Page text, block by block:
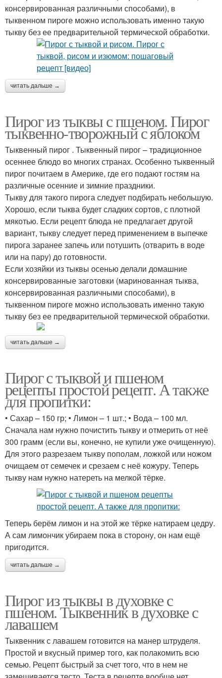
консервированная различными способами), в
тыквенном пироге можно использовать именно такую
тыкву без ее предварительной термической обработки.
читать дальше →
Пирог из тыквы с пшеном. Пирог
тыквенно-творожный с яблоком
Тыквенный пирог . Тыквенный пирог – традиционное
осеннее блюдо во многих странах. Особенно тыквенный
пирог почитаем в Америке, где его подают гостям на
различные осенние и зимние праздники.
Тыкву для такого пирога следует подбирать небольшую.
Хорошо, если тыква будет сладких сортов, с плотной
мякотью. Если рецепт блюда не предлагает другой
вариант, тыкву следует перед применением в выпечке
пирога заранее запечь или потушить (отварить в воде
или на пару) до готовности.
Если хозяйки из тыквы осенью делали домашние
консервированные заготовки (маринованная тыква,
консервированная различными способами), в
тыквенном пироге можно использовать именно такую
тыкву без ее предварительной термической обработки.
читать дальше →
Пирог с тыквой и пшеном
рецепты простой рецепт. А также
для пропитки:
• Сахар – 150 гр; • Лимон – 1 шт.; • Вода – 100 мл.
Сначала нам нужно почистить тыкву и отмерить от неё
300 грамм (если вы, конечно, не купили уже очищенную).
Для этого разрезаем тыкву пополам, ложкой или ножом
очищаем от семечек и срезаем с неё кожуру. Теперь
тыкву нам нужно натереть на мелкой тёрке.
Теперь берём лимон и на этой же тёрке натираем цедру.
А сам лимончик убираем пока в сторону, он нам ещё
пригодится.
читать дальше →
Пирог из тыквы в духовке с
пшеном. Тыквенник в духовке с
лавашем
Тыквенник с лавашем готовится на манер штруделя.
Простой и вкусный пример того, как полакомить всю
семью. Рецепт быстрый за счет того, что в нем не